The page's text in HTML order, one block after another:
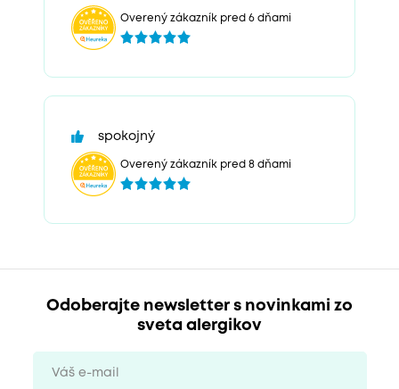
Overený zákazník pred 6 dňami
spokojný
Overený zákazník pred 8 dňami
Odoberajte newsletter s novinkami zo
sveta alergikov